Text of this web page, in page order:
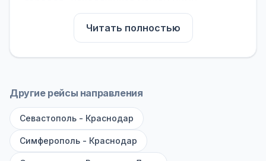
На нашем сайте вы можете найти
расписание автобусов Старый Крым -
Смоленск, сравнить рейсы и выбрать
обратите внимание на микроавтобусы (8–18
большие автобусы (от 40 мест): у них лучше
подвеска и дорога ощущается меньше.
Читать полностью
Другие рейсы направления
Севастополь - Краснодар
Симферополь - Краснодар